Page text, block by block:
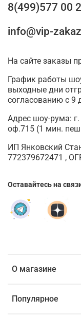
О магазине
Популярное
8(499)577 00
info@vip-
На сайте заказы
График работы
выходные дни
согласованию с 9
Адрес шоу-рума:
оф.715 (1 мин.
ИП Янковский
772379672471 ,
Оставайтесь на